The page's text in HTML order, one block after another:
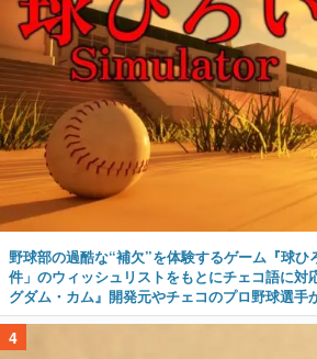
野球部の過酷な“補欠”を体験するゲーム『球
件」のウィッシュリストをもとにチェコ語に対
グダム・カム』開発元やチェコのプロ野球選手
4